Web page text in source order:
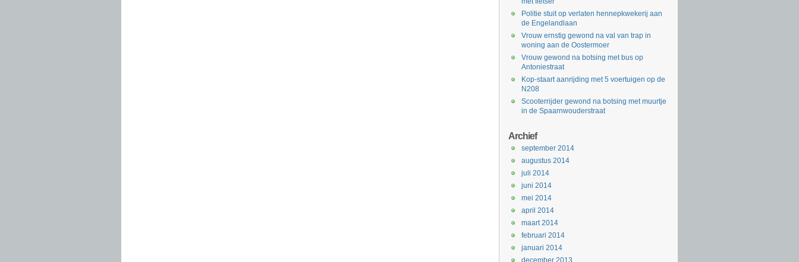
Politie stuit op verlaten hennepkwekerij aan
de Engelandlaan
Vrouw ernstig gewond na val van trap in
woning aan de Oostermoer
Vrouw gewond na botsing met bus op
Antoniestraat
Kop-staart aanrijding met 5 voertuigen op de
N208
Scooterrijder gewond na botsing met muurtje
in de Spaarnwouderstraat
Archief
september 2014
augustus 2014
juli 2014
juni 2014
mei 2014
april 2014
maart 2014
februari 2014
januari 2014
december 2013